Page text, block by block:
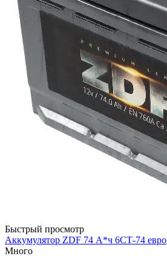
Быстрый просмотр
Аккумулятор ZDF 74 А*ч 6СТ-74 евро
Много